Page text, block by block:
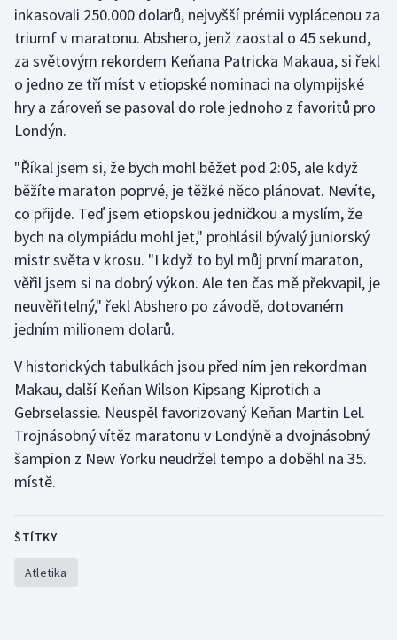
Golf
Gymnastika
Házená
Judo
Krasobruslení
Lezení
Lyže a snowboard
Moderní pětiboj
Motorsport
Olympijské hry
Parasport
Plavání
Plážový volejbal
inkasovali 250.000 dolarů, nejvyšší prémii vyplácenou za
triumf v maratonu. Abshero, jenž zaostal o 45 sekund,
za světovým rekordem Keňana Patricka Makaua, si řekl
o jedno ze tří míst v etiopské nominaci na olympijské
hry a zároveň se pasoval do role jednoho z favoritů pro
Londýn.
"Říkal jsem si, že bych mohl běžet pod 2:05, ale když
běžíte maraton poprvé, je těžké něco plánovat. Nevíte,
co přijde. Teď jsem etiopskou jedničkou a myslím, že
bych na olympiádu mohl jet," prohlásil bývalý juniorský
mistr světa v krosu. "I když to byl můj první maraton,
věřil jsem si na dobrý výkon. Ale ten čas mě překvapil, je
neuvěřitelný," řekl Abshero po závodě, dotovaném
jedním milionem dolarů.
V historických tabulkách jsou před ním jen rekordman
Makau, další Keňan Wilson Kipsang Kiprotich a
Gebrselassie. Neuspěl favorizovaný Keňan Martin Lel.
Trojnásobný vítěz maratonu v Londýně a dvojnásobný
šampion z New Yorku neudržel tempo a doběhl na 35.
místě.
ŠTÍTKY
Atletika